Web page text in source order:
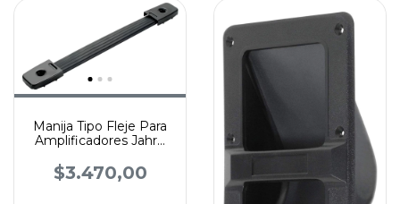
Manija Tipo Fleje Para
Amplificadores Jahro
$3.470,00